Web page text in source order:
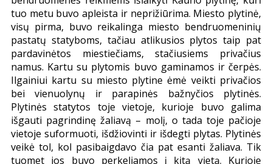
tuo metu buvo apleista ir neprižiūrima. Miesto plytinė,
visų pirma, buvo reikalinga miesto bendruomeninių
pastatų statyboms, tačiau atlikusios plytos taip pat
pardavinėtos miestiečiams, stačiusiems privačius
namus. Kartu su plytomis buvo gaminamos ir čerpės.
Ilgainiui kartu su miesto plytine ėmė veikti privačios
bei vienuolynų ir parapinės bažnyčios plytinės.
Plytinės statytos toje vietoje, kurioje buvo galima
išgauti pagrindinę žaliavą – molį, o tada toje pačioje
vietoje suformuoti, išdžiovinti ir išdegti plytas. Plytinės
veikė tol, kol pasibaigdavo čia pat esanti žaliava. Tik
tuomet jos buvo perkeliamos į kitą vietą. Kurioje